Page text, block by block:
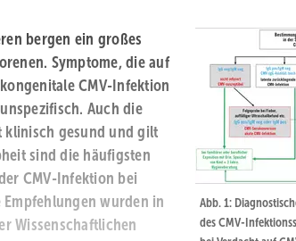
Abb. 1:
des CMV-
bergen ein großes
Symptome, die auf
CMV-Infektion
Auch die
klinisch gesund und gilt
sind die häufigsten
CMV-Infektion bei
wurden in
Wissenschaftlichen